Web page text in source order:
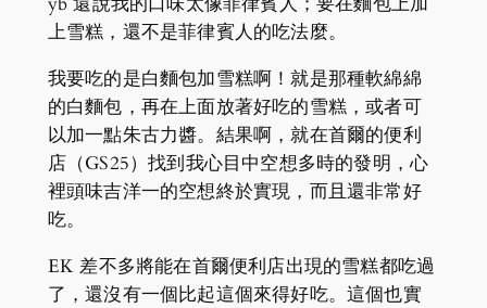
上雪糕，還不是菲律賓人的吃法麼。
我要吃的是白麵包加雪糕啊！就是那種軟綿綿
的白麵包，再在上面放著好吃的雪糕，或者可
以加一點朱古力醬。結果啊，就在首爾的便利
店（GS25）找到我心目中空想多時的發明，心
裡頭味吉洋一的空想終於實現，而且還非常好
吃。
EK 差不多將能在首爾便利店出現的雪糕都吃過
了，還沒有一個比起這個來得好吃。這個也實